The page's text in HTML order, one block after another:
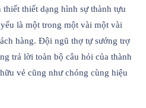
thiết dạng hình sự thành tựu
là một trong một vài một vài
hàng. Đội ngũ thợ tự sướng trợ
trả lời toàn bộ câu hỏi của thành
vẻ cũng như chóng cùng hiệu